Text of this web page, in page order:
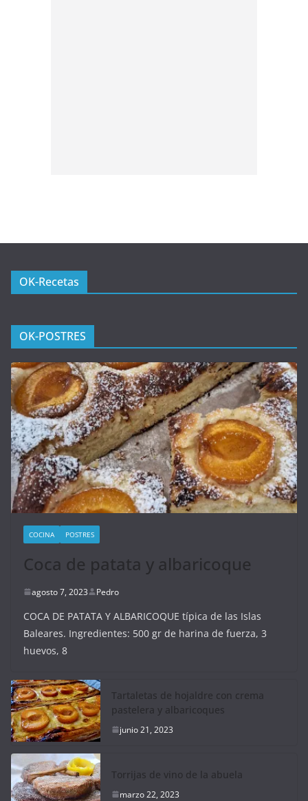
OK-Recetas
OK-POSTRES
COCINA POSTRES
Coca de patata y albaricoque
agosto 7, 2023 Pedro
COCA DE PATATA Y ALBARICOQUE típica de las Islas
Baleares. Ingredientes: 500 gr de harina de fuerza, 3
huevos, 8
Tartaletas de hojaldre con crema
pastelera y albaricoques
junio 21, 2023
Torrijas de vino de la abuela
marzo 22, 2023